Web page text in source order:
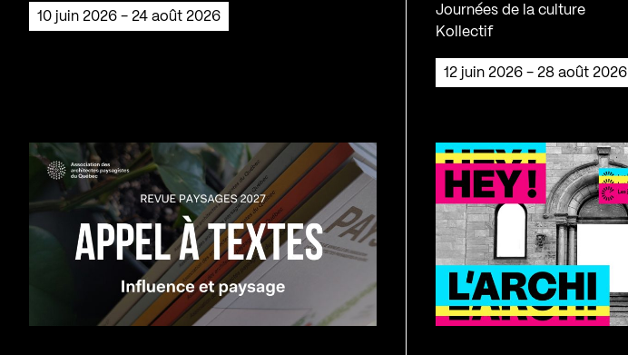
10 juin 2026 - 24 août 2026
Journées de la culture
Kollectif
12 juin 2026 - 28 août 2026